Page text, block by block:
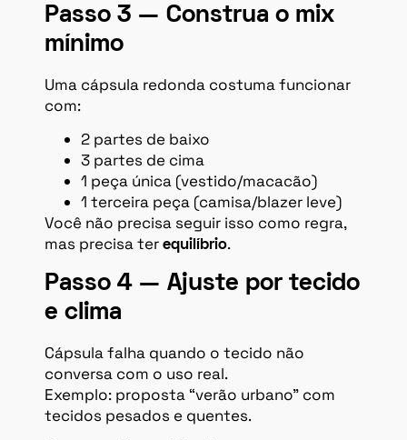
Passo 3 — Construa o mix
mínimo
Uma cápsula redonda costuma funcionar
com:
2 partes de baixo
3 partes de cima
1 peça única (vestido/macacão)
1 terceira peça (camisa/blazer leve)
Você não precisa seguir isso como regra,
mas precisa ter equilíbrio.
Passo 4 — Ajuste por tecido
e clima
Cápsula falha quando o tecido não
conversa com o uso real.
Exemplo: proposta “verão urbano” com
tecidos pesados e quentes.